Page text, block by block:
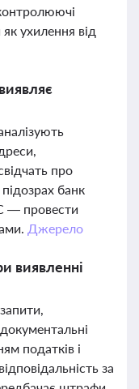
ухилення від
про
банк
— провести
Джерело
виявленні
податків і
за